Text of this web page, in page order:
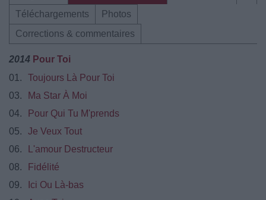
Téléchargements
Photos
Corrections & commentaires
2014 Pour Toi
01.
Toujours Là Pour Toi
03.
Ma Star À Moi
04.
Pour Qui Tu M'prends
05.
Je Veux Tout
06.
L'amour Destructeur
08.
Fidélité
09.
Ici Ou Là-bas